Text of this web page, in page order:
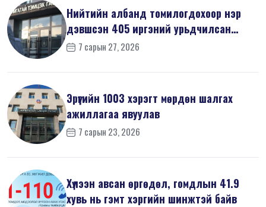
Нийтийн албанд томилогдохоор нэр
дэвшсэн 405 иргэний урьдчилсан
мэдүүл...
7 сарын 27, 2026
Эрүүгийн 1003 хэрэгт мөрдөн шалгах
ажиллагаа явуулав
7 сарын 23, 2026
Хүлээн авсан өргөдөл, гомдлын 41.9
хувь нь гэмт хэргийн шинжтэй байв